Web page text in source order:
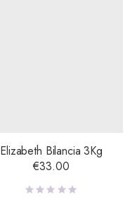
Elizabeth Bilancia 3Kg
€33.00